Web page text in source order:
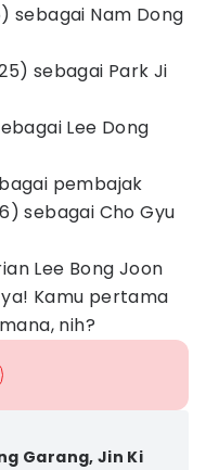
sebagai Nam Dong
sebagai Park Ji
Lee Dong
pembajak
sebagai Cho Gyu
Lee Bong Joon
Kamu pertama
nih?
Garang, Jin Ki